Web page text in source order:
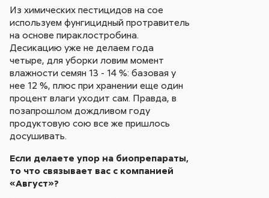
Из химических пестицидов на сое
используем фунгицидный протравитель
на основе пираклостробина.
Десикацию уже не делаем года
четыре, для уборки ловим момент
влажности семян 13 - 14 %: базовая у
нее 12 %, плюс при хранении еще один
процент влаги уходит сам. Правда, в
позапрошлом дождливом году
продуктовую сою все же пришлось
досушивать.
Если делаете упор на биопрепараты,
то что связывает вас с компанией
«Август»?